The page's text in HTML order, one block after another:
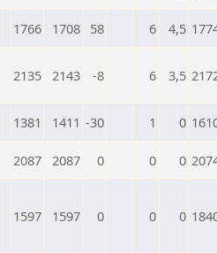
1766 1708 58 6 4,5
2135 2143 -8 6 3,5
1381 1411 -30 1 0
2087 2087 0 0 0
1597 1597 0 0 0